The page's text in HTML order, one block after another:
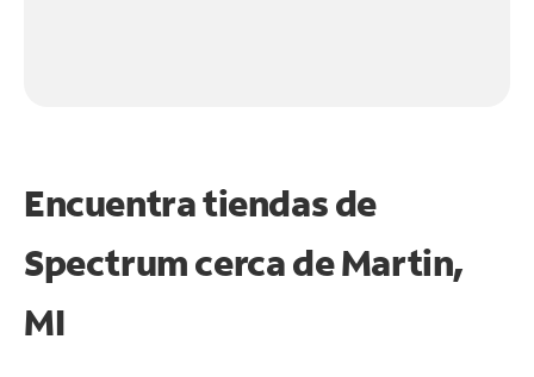
Encuentra tiendas de
Spectrum cerca deMartin,
MI